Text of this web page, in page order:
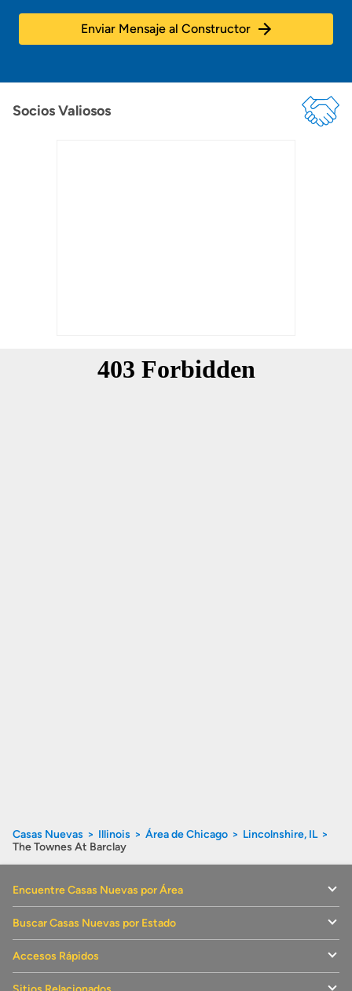
Enviar Mensaje al Constructor
Socios Valiosos
Casas Nuevas Illinois Área de Chicago
Lincolnshire, IL
The Townes At Barclay
Encuentre Casas Nuevas por Área
Buscar Casas Nuevas por Estado
Accesos Rápidos